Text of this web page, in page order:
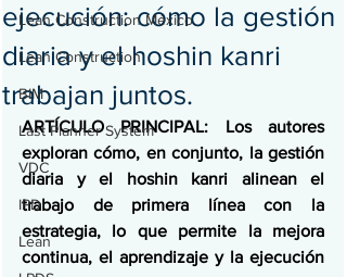
Lean Construction México
Lean Construction
BIM
Last Planner System
VDC
IPD
Lean
ejecución: cómo la gestión
diaria y el hoshin kanri
trabajan juntos.
ARTÍCULO PRINCIPAL: Los autores
exploran cómo, en conjunto, la gestión
diaria y el hoshin kanri alinean el
trabajo de primera línea con la
estrategia, lo que permite la mejora
continua, el aprendizaje y la ejecución